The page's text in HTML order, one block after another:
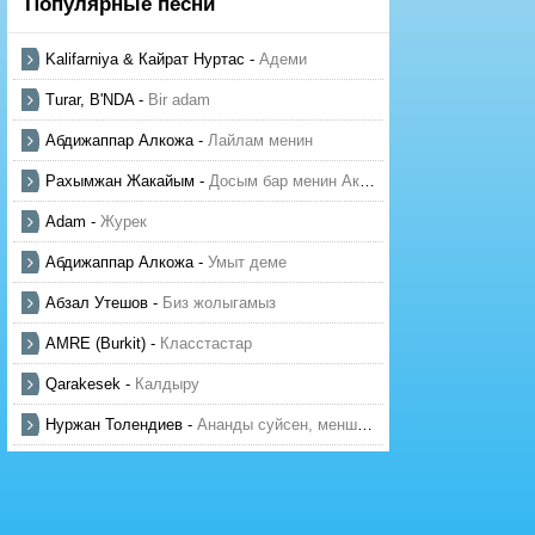
Kalifarniya & Кайрат Нуртас - Адеми
Turar, B'NDA- Bir adam
Абдижаппар Алкожа- Лайлам менин
Рахымжан Жакайым - Досым бар менин Актауда
Adam - Журек
Абдижаппар Алкожа- Умыт деме
Абзал Утешов - Биз жолыгамыз
AMRE (Burkit) - Класстастар
Qarakesek - Калдыру
Нуржан Толендиев - Ананды суйсен, менше суй